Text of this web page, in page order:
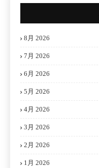
8月 2026
7月 2026
6月 2026
5月 2026
4月 2026
3月 2026
2月 2026
1月 2026